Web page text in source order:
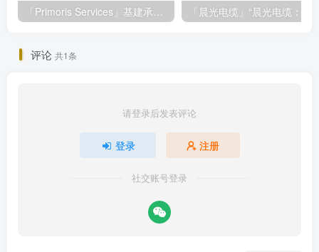
「Primoris Services」基建承包巨头Primoris Services，盈利增长11.4%，投资价值深度解析
评论 共1条
请登录后发表评论
登录 注册
社交账号登录